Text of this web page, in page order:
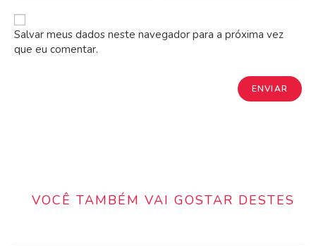
Salvar meus dados neste navegador para a próxima vez
que eu comentar.
VOCÊ TAMBÉM VAI GOSTAR DESTES